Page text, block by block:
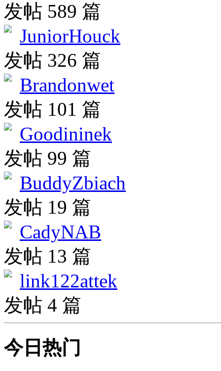
发帖 589 篇
JuniorHouck
发帖 326 篇
Brandonwet
发帖 101 篇
Goodininek
发帖 99 篇
BuddyZbiach
发帖 19 篇
CadyNAB
发帖 13 篇
link122attek
发帖 4 篇
今日热门